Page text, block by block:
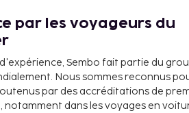
par les voyageurs du
Sembo fait partie du
Nous sommes reconnus
par des accréditations de
notamment dans les voyages en